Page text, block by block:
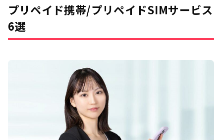
プリペイド携帯/プリペイドSIMサービス
6選